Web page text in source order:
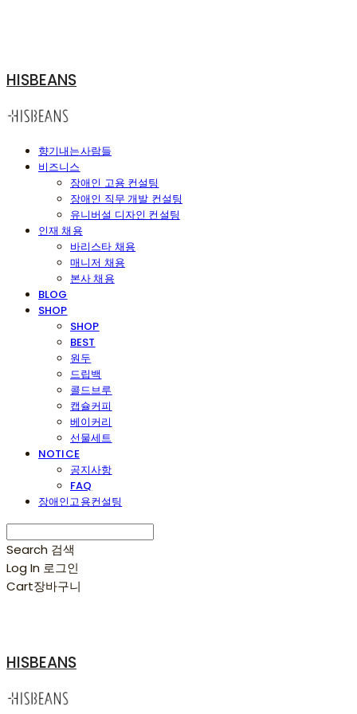
HISBEANS
향기내는사람들
비즈니스
장애인 고용 컨설팅
장애인 직무 개발 컨설팅
유니버설 디자인 컨설팅
인재 채용
바리스타 채용
매니저 채용
본사 채용
BLOG
SHOP
SHOP
BEST
원두
드립백
콜드브루
캡슐커피
베이커리
선물세트
NOTICE
공지사항
FAQ
장애인고용컨설팅
Search 검색
Log In 로그인
Cart장바구니
HISBEANS